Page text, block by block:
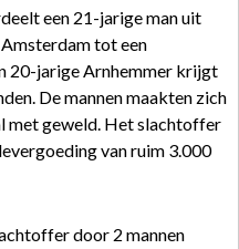
een 21-jarige man uit
tot een
20-jarige Arnhemmer krijgt
De mannen maakten zich
met geweld. Het slachtoffer
van ruim 3.000
door 2 mannen